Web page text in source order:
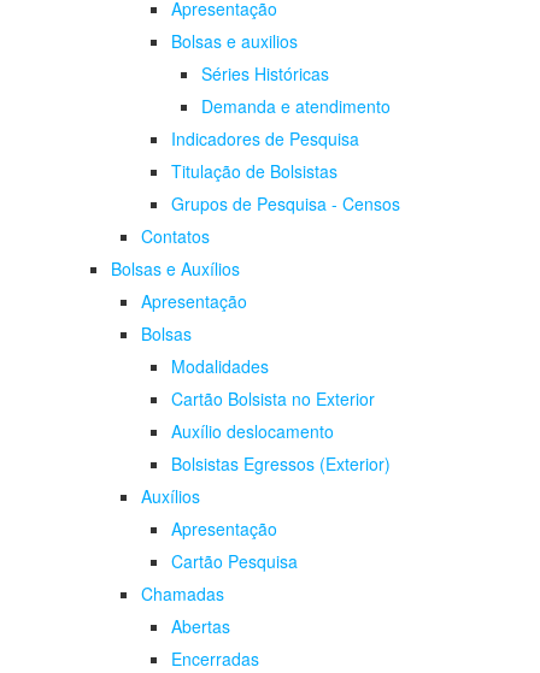
Apresentação
Bolsas e auxilios
Séries Históricas
Demanda e atendimento
Indicadores de Pesquisa
Titulação de Bolsistas
Grupos de Pesquisa - Censos
Contatos
Bolsas e Auxílios
Apresentação
Bolsas
Modalidades
Cartão Bolsista no Exterior
Auxílio deslocamento
Bolsistas Egressos (Exterior)
Auxílios
Apresentação
Cartão Pesquisa
Chamadas
Abertas
Encerradas